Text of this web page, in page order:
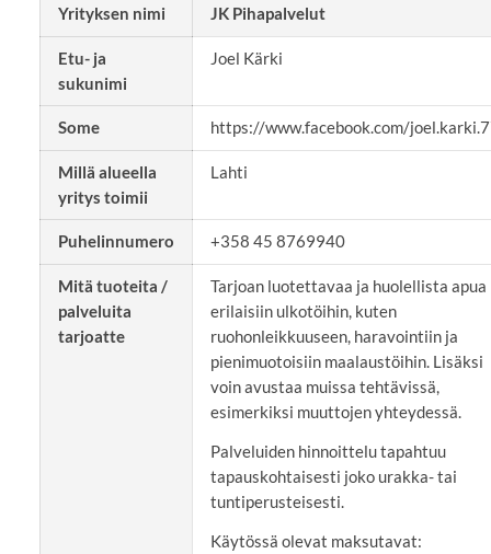
Yrityksen nimi JK Pihapalvelut
Etu- ja
sukunimi
Joel Kärki
Some https://www.facebook.com/
Millä alueella
yritys toimii
Lahti
Puhelinnumero +358 45 8769940
Mitä tuoteita /
palveluita
tarjoatte
Tarjoan luotettavaa ja huolellista apua
erilaisiin ulkotöihin, kuten
ruohonleikkuuseen, haravointiin ja
pienimuotoisiin maalaustöihin. Lisäksi
voin avustaa muissa tehtävissä,
esimerkiksi muuttojen yhteydessä.
Palveluiden hinnoittelu tapahtuu
tapauskohtaisesti joko urakka- tai
tuntiperusteisesti.
Käytössä olevat maksutavat: